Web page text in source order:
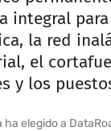
integral
la red
el
y los
ha elegido a